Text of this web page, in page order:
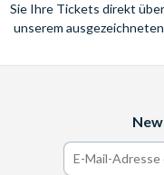
Sie Ihre Tickets direkt
unserem